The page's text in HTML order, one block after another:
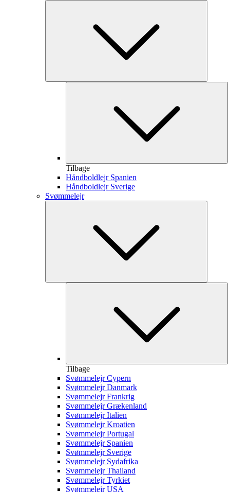
Tilbage
Håndboldlejr Spanien
Håndboldlejr Sverige
Svømmelejr
Tilbage
Svømmelejr Cypern
Svømmelejr Danmark
Svømmelejr Frankrig
Svømmelejr Grækenland
Svømmelejr Italien
Svømmelejr Kroatien
Svømmelejr Portugal
Svømmelejr Spanien
Svømmelejr Sverige
Svømmelejr Sydafrika
Svømmelejr Thailand
Svømmelejr Tyrkiet
Svømmelejr USA